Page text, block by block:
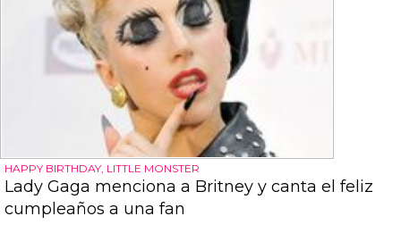
HAPPY BIRTHDAY, LITTLE MONSTER
Lady Gaga menciona a Britney y canta el feliz
cumpleaños a una fan